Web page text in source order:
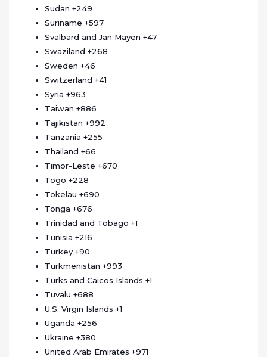
Sudan +249
Suriname +597
Svalbard and Jan Mayen +47
Swaziland +268
Sweden +46
Switzerland +41
Syria +963
Taiwan +886
Tajikistan +992
Tanzania +255
Thailand +66
Timor-Leste +670
Togo +228
Tokelau +690
Tonga +676
Trinidad and Tobago +1
Tunisia +216
Turkey +90
Turkmenistan +993
Turks and Caicos Islands +1
Tuvalu +688
U.S. Virgin Islands +1
Uganda +256
Ukraine +380
United Arab Emirates +971